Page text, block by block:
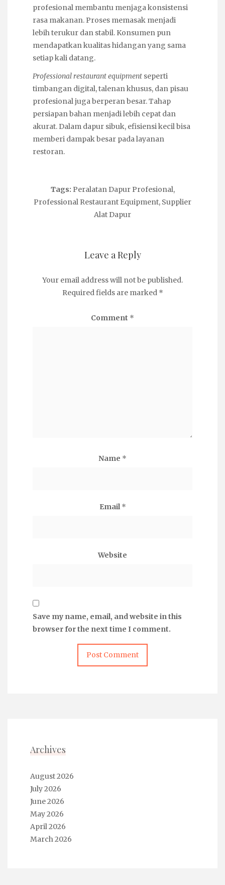
profesional membantu menjaga konsistensi
rasa makanan. Proses memasak menjadi
lebih terukur dan stabil. Konsumen pun
mendapatkan kualitas hidangan yang sama
setiap kali datang.
Professional restaurant equipment seperti
timbangan digital, talenan khusus, dan pisau
profesional juga berperan besar. Tahap
persiapan bahan menjadi lebih cepat dan
akurat. Dalam dapur sibuk, efisiensikecil bisa
memberi dampak besar pada layanan
restoran.
Tags: Peralatan Dapur Profesional,
Professional Restaurant Equipment, Supplier
Alat Dapur
Leave a Reply
Your email address will not be published.
Required fields are marked *
Comment *
Name *
Email *
Website
Save my name, email, and website in this
browser for the next time I comment.
Archives
August 2026
July 2026
June 2026
May 2026
April 2026
March 2026